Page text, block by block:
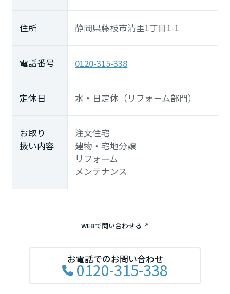
住所 静岡県藤枝市清里1丁目1-1
電話番号 0120-315-338
定休日 水・日定休（リフォーム部門）
お取り
扱い内容
注文住宅
建物・宅地分譲
リフォーム
メンテナンス
WEBで問い合わせる
お電話でのお問い合わせ
0120-315-338
高知県
九州エリア
佐賀県
大分県
宮崎県